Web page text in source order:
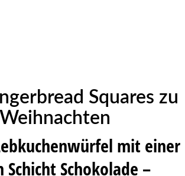
Squares zu
Weihnachten
mit einer
Schicht Schokolade –